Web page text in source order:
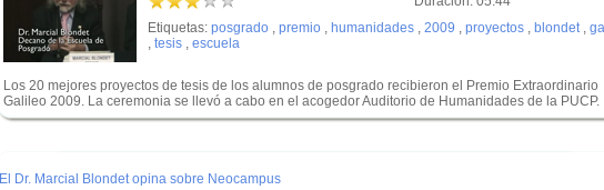
Etiquetas: posgrado , premio , humanidades , 2009 , proyectos , blondet,
, tesis , escuela
Los 20 mejores proyectos de tesis de los alumnos de posgrado recibieron el Premio Extraordinario
Galileo 2009. La ceremonia se llevó a cabo en el acogedor Auditorio de Humanidades de la PUCP.
El Dr. Marcial Blondet opina sobre Neocampus